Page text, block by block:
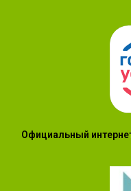
Официальный